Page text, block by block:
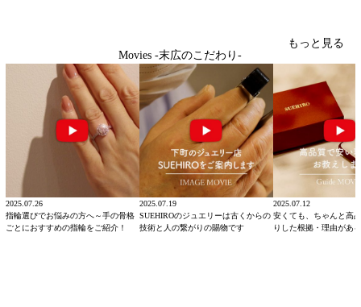
Movies -末広のこだわり-
もっと見る
2025.07.26
指輪選びでお悩みの方へ～手の骨格
ごとにおすすめの指輪をご紹介！
2025.07.19
SUEHIROのジュエリーは古くからの
技術と人の繋がりの賜物です
2025.07.12
安くても、ちゃんと高
りした根拠・理由があ